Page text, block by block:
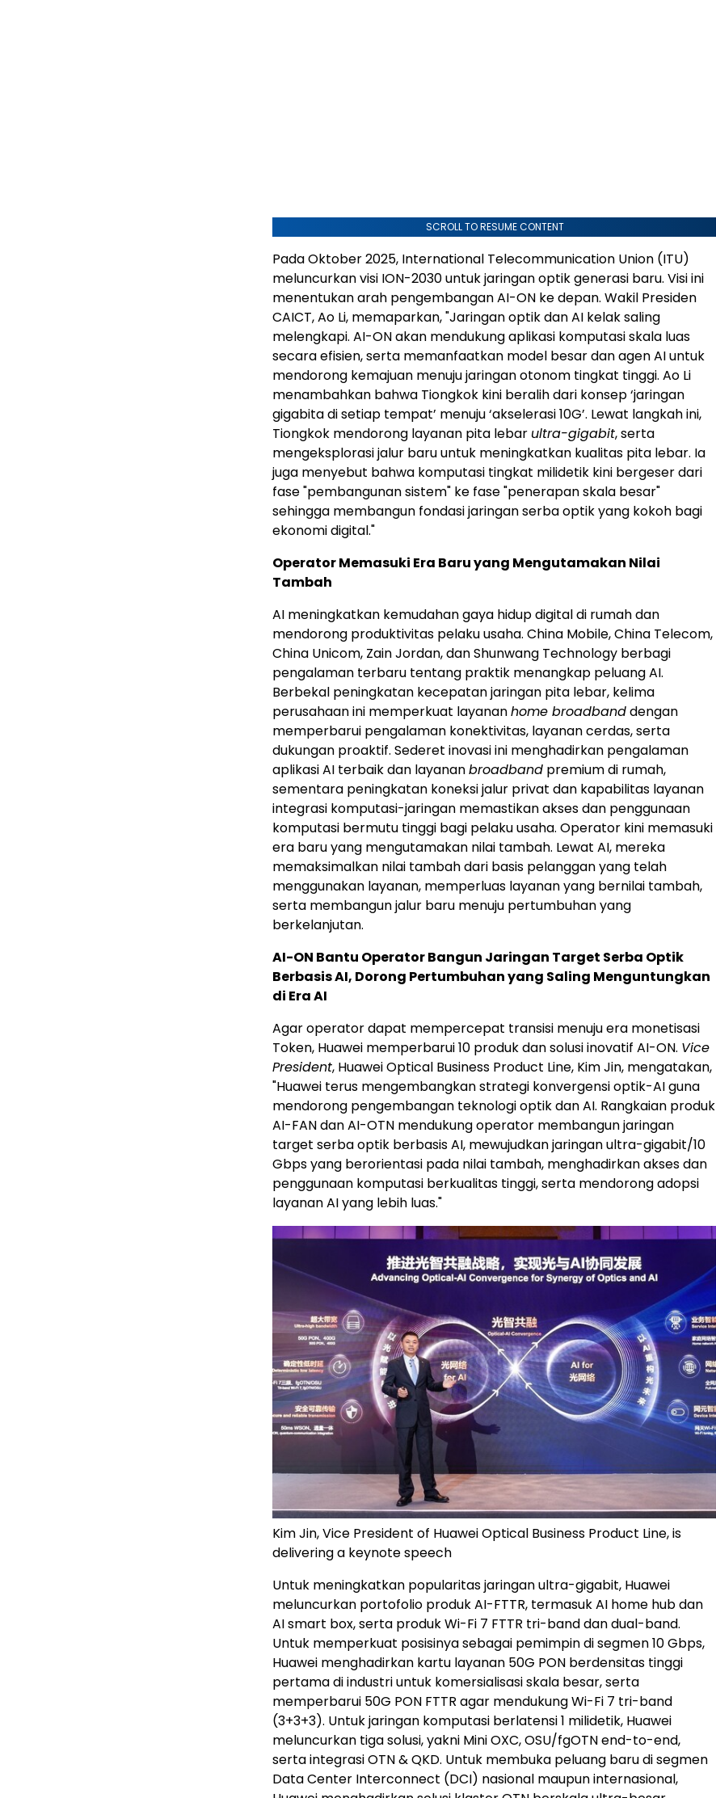
SCROLL TO RESUME CONTENT
Pada Oktober 2025, International Telecommunication Union (ITU)
meluncurkan visi ION-2030 untuk jaringan optik generasi baru. Visi ini
menentukan arah pengembangan AI-ON ke depan. Wakil Presiden
CAICT, Ao Li, memaparkan, "Jaringan optik dan AI kelak saling
melengkapi. AI-ON akan mendukung aplikasi komputasi skala luas
secara efisien, serta memanfaatkan model besar dan agen AI untuk
mendorong kemajuan menuju jaringan otonom tingkat tinggi. Ao Li
menambahkan bahwa Tiongkok kini beralih dari konsep ‘jaringan
gigabita di setiap tempat’ menuju ‘akselerasi 10G’. Lewat langkah ini,
Tiongkok mendorong layanan pita lebar ultra-gigabit, serta
mengeksplorasi jalur baru untuk meningkatkan kualitas pita lebar. Ia
juga menyebut bahwa komputasi tingkat milidetik kini bergeser dari
fase "pembangunan sistem" ke fase "penerapan skala besar"
sehingga membangun fondasi jaringan serba optik yang kokoh bagi
ekonomi digital."
Operator Memasuki Era Baru yang Mengutamakan Nilai
Tambah
AI meningkatkan kemudahan gaya hidup digital di rumah dan
mendorong produktivitas pelaku usaha. China Mobile, China Telecom,
China Unicom, Zain Jordan, dan Shunwang Technology berbagi
pengalaman terbaru tentang praktik menangkap peluang AI.
Berbekal peningkatan kecepatan jaringan pita lebar, kelima
perusahaan ini memperkuat layananhome broadbanddengan
memperbarui pengalaman konektivitas, layanan cerdas, serta
dukungan proaktif. Sederet inovasi ini menghadirkan pengalaman
aplikasi AI terbaik dan layananbroadband premium di rumah,
sementara peningkatan koneksi jalur privat dan kapabilitas layanan
integrasi komputasi-jaringan memastikan akses dan penggunaan
komputasi bermutu tinggi bagi pelaku usaha. Operator kini memasuki
era baru yang mengutamakan nilai tambah. Lewat AI, mereka
memaksimalkan nilai tambah dari basis pelanggan yang telah
menggunakan layanan, memperluas layanan yang bernilai tambah,
serta membangun jalur baru menuju pertumbuhan yang
berkelanjutan.
AI-ON Bantu Operator Bangun Jaringan Target Serba Optik
Berbasis AI, Dorong Pertumbuhan yang Saling Menguntungkan
di Era AI
Agar operator dapat mempercepat transisi menuju era monetisasi
Token, Huawei memperbarui 10 produk dan solusi inovatif AI-ON. Vice
President, Huawei Optical Business Product Line, Kim Jin, mengatakan,
"Huawei terus mengembangkan strategi konvergensi optik-AI guna
mendorong pengembangan teknologi optik dan AI. Rangkaian produk
AI-FAN dan AI-OTN mendukung operator membangun jaringan
target serba optik berbasis AI, mewujudkan jaringan ultra-gigabit/10
Gbps yang berorientasi pada nilai tambah, menghadirkan akses dan
penggunaan komputasi berkualitas tinggi, serta mendorong adopsi
layanan AI yang lebih luas."
Kim Jin, Vice President of Huawei Optical Business Product Line, is
delivering a keynote speech
Untuk meningkatkan popularitas jaringan ultra-gigabit, Huawei
meluncurkan portofolio produk AI-FTTR, termasuk AI home hub dan
AI smart box, serta produk Wi-Fi 7 FTTR tri-band dan dual-band.
Untuk memperkuat posisinya sebagai pemimpin di segmen 10 Gbps,
Huawei menghadirkan kartu layanan 50G PON berdensitas tinggi
pertama di industri untuk komersialisasi skala besar, serta
memperbarui 50G PON FTTR agar mendukung Wi-Fi 7 tri-band
(3+3+3). Untuk jaringan komputasi berlatensi 1 milidetik, Huawei
meluncurkan tiga solusi, yakni Mini OXC, OSU/fgOTN end-to-end,
serta integrasi OTN & QKD. Untuk membuka peluang baru di segmen
Data Center Interconnect (DCI) nasional maupun internasional,